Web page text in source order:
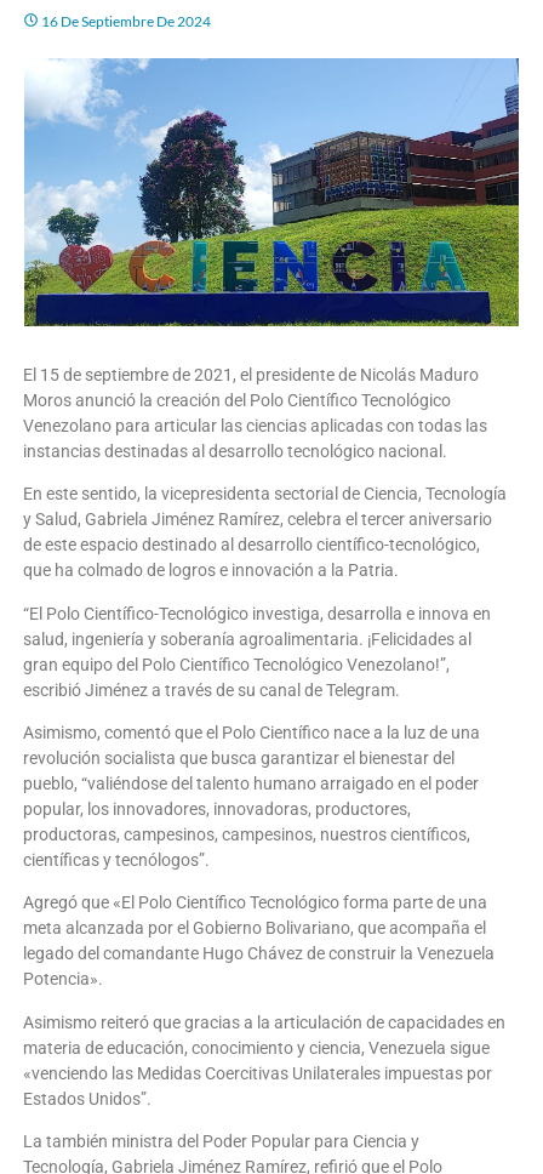
16 De Septiembre De 2024
El 15 de septiembre de 2021, el presidente de Nicolás Maduro
Moros anunció la creación del Polo Científico Tecnológico
Venezolano para articular las ciencias aplicadas con todas las
instancias destinadas al desarrollo tecnológico nacional.
En este sentido, la vicepresidenta sectorial de Ciencia, Tecnología
y Salud, Gabriela Jiménez Ramírez, celebra el tercer aniversario
de este espacio destinado al desarrollo científico-tecnológico,
que ha colmado de logros e innovación a la Patria.
“El Polo Científico-Tecnológico investiga, desarrolla e innova en
salud, ingeniería y soberanía agroalimentaria. ¡Felicidades al
gran equipo del Polo Científico Tecnológico Venezolano!”,
escribió Jiménez a través de su canal de Telegram.
Asimismo, comentó que el Polo Científico nace a la luz de una
revolución socialista que busca garantizar el bienestar del
pueblo, “valiéndose del talento humano arraigado en el poder
popular, los innovadores, innovadoras, productores,
productoras, campesinos, campesinos, nuestros científicos,
científicas y tecnólogos”.
Agregó que «El Polo Científico Tecnológico forma parte de una
meta alcanzada por el Gobierno Bolivariano, que acompaña el
legado del comandante Hugo Chávez de construir la Venezuela
Potencia».
Asimismo reiteró que gracias a la articulación de capacidades en
materia de educación, conocimiento y ciencia, Venezuela sigue
«venciendo las Medidas Coercitivas Unilaterales impuestas por
Estados Unidos”.
La también ministra del Poder Popular para Ciencia y
Tecnología, Gabriela Jiménez Ramírez, refirió que el Polo